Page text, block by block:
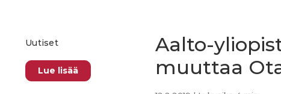
Uutiset
Lue lisää
Aalto-
muuttaa